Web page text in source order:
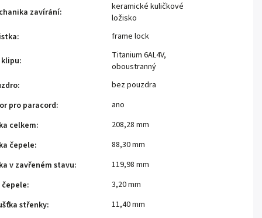
zavírání:
keramické kuličkové
ložisko
: frame lock
:
Titanium 6AL4V,
oboustranný
:
bez pouzdra
pro paracord:
ano
celkem:
208,28 mm
čepele:
88,30 mm
v zavřeném stavu:
119,98 mm
:
3,20 mm
střenky:
11,40 mm